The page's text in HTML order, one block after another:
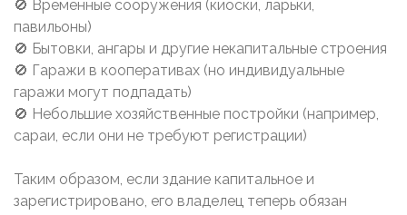
🚫 Временные сооружения (киоски, ларьки,
павильоны)
🚫 Бытовки, ангары и другие некапитальные строения
🚫 Гаражи в кооперативах (но индивидуальные
гаражи могут подпадать)
🚫 Небольшие хозяйственные постройки (например,
сараи, если они не требуют регистрации)
Таким образом, если здание капитальное и
зарегистрировано, его владелец теперь обязан